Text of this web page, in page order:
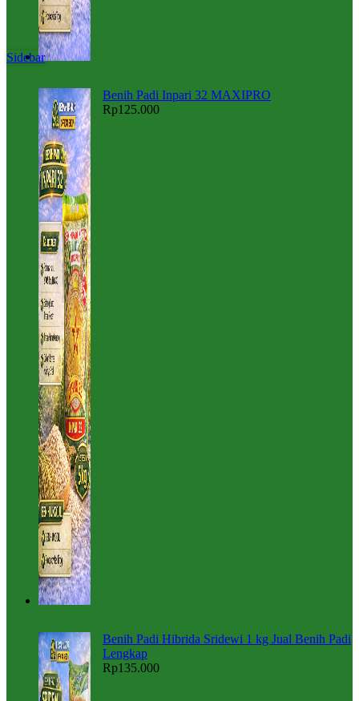
Benih Padi Inpari 32 MAXIPRO
Rp125.000
Benih Padi Hibrida Sridewi 1 kg Jual Benih Padi
Lengkap
Rp135.000
Sidebar